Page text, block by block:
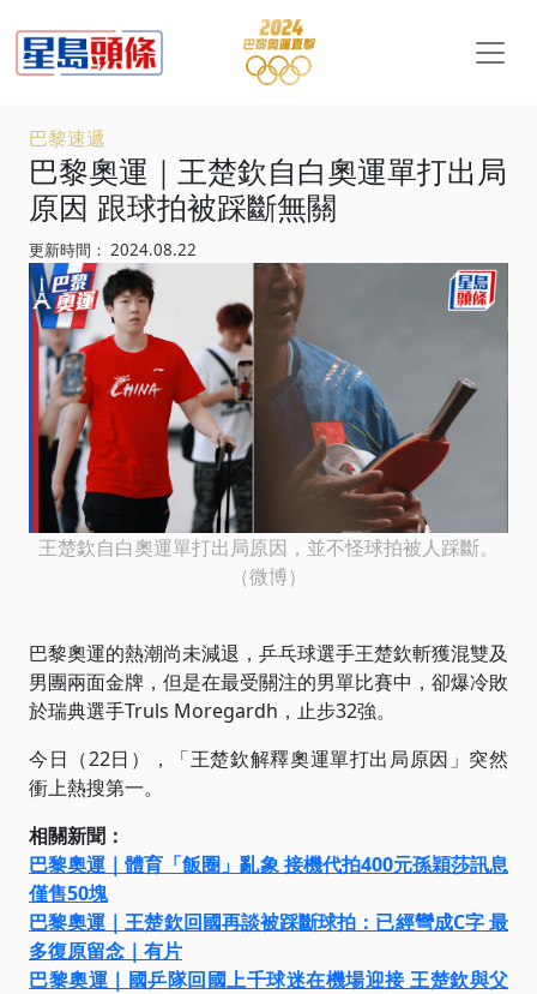
巴黎速遞
巴黎奧運｜王楚欽自白奧運單打出局
原因 跟球拍被踩斷無關
更新時間： 2024.08.22
王楚欽自白奧運單打出局原因，並不怪球拍被人踩斷。
（微博）
巴黎奧運的熱潮尚未減退，乒乓球選手王楚欽斬獲混雙及
男團兩面金牌，但是在最受關注的男單比賽中，卻爆冷敗
於瑞典選手Truls Moregardh，止步32強。
今日（22日），「王楚欽解釋奧運單打出局原因」突然
衝上熱搜第一。
相關新聞：
巴黎奧運｜體育「飯圈」亂象 接機代拍400元孫穎莎訊息
僅售50塊
巴黎奧運｜王楚欽回國再談被踩斷球拍：已經彎成C字 最
多復原留念｜有片
巴黎奧運｜國乒隊回國上千球迷在機場迎接 王楚欽與父